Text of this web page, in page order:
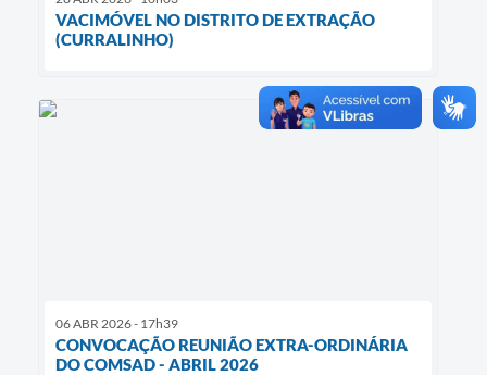
VACIMÓVEL NO DISTRITO DE EXTRAÇÃO
(CURRALINHO)
06 ABR 2026 - 17h39
CONVOCAÇÃO REUNIÃO EXTRA-ORDINÁRIA
DO COMSAD - ABRIL 2026